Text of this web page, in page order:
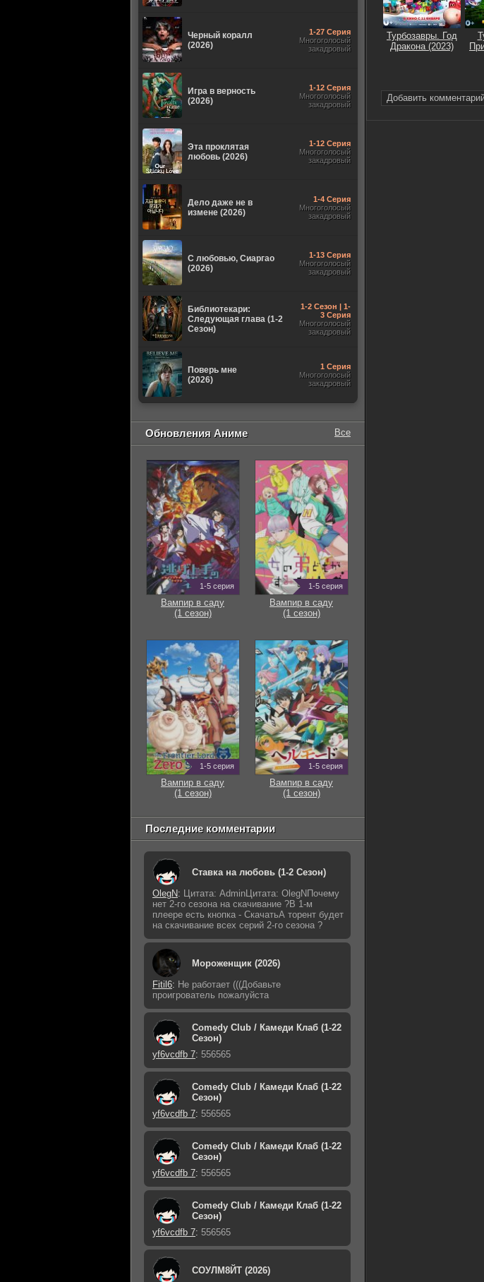
Турбозавры. Год
Дракона (2023)
Добавить
Черный коралл
(2026)
1-27 Серия
Многоголосый
закадровый
Игра в верность
(2026)
1-12 Серия
Многоголосый
закадровый
Эта проклятая
любовь (2026)
1-12 Серия
Многоголосый
закадровый
Дело даже не в
измене (2026)
1-4 Серия
Многоголосый
закадровый
С любовью, Сиаргао
(2026)
1-13 Серия
Многоголосый
закадровый
Библиотекари:
Следующая глава (1-2
Сезон)
1-2 Сезон | 1-
3 Серия
Многоголосый
закадровый
Поверь мне
(2026)
1 Серия
Многоголосый
закадровый
Обновления Аниме Все
1-5 серия
Вампир в саду
(1 сезон)
1-5 серия
Вампир в саду
(1 сезон)
1-5 серия
Вампир в саду
(1 сезон)
1-5 серия
Вампир в саду
(1 сезон)
Последние комментарии
Ставка на любовь (1-2 Сезон)
OlegN: Цитата: AdminЦитата: OlegNПочему
нет 2-го сезона на скачивание ?В 1-м
плеере есть кнопка - СкачатьА торент будет
на скачивание всех серий 2-го сезона ?
Мороженщик (2026)
Fitil6: Не работает (((Добавьте
проигрователь пожалуйста
Comedy Club / Камеди Клаб (1-22
Сезон)
yf6vcdfb 7: 556565
Comedy Club / Камеди Клаб (1-22
Сезон)
yf6vcdfb 7: 556565
Comedy Club / Камеди Клаб (1-22
Сезон)
yf6vcdfb 7: 556565
Comedy Club / Камеди Клаб (1-22
Сезон)
yf6vcdfb 7: 556565
СОУЛМ8ЙТ (2026)